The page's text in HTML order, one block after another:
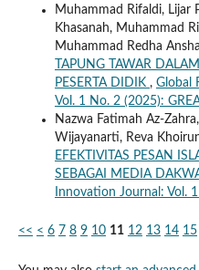
Muhammad Rifaldi, Lijar
Khasanah, Muhammad
Muhammad Redha
TAPUNG TAWAR
PESERTA DIDIK , Global
Vol. 1 No. 2 (2025):
Nazwa Fatimah Az-
Wijayanarti, Reva
EFEKTIVITAS PESAN
SEBAGAI MEDIA
Innovation Journal: Vol.
<< < 6 7 8 9 10 11 12 13 14 15